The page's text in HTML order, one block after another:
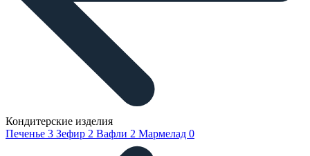
Кондитерские изделия
Печенье 3 Зефир 2 Вафли 2 Мармелад 0